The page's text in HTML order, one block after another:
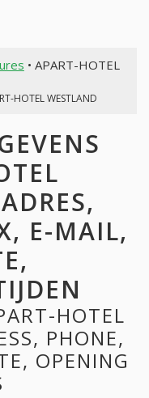
• APART-HOTEL
HOTEL WESTLAND
E-MAIL,
HOTEL
PHONE,
OPENING